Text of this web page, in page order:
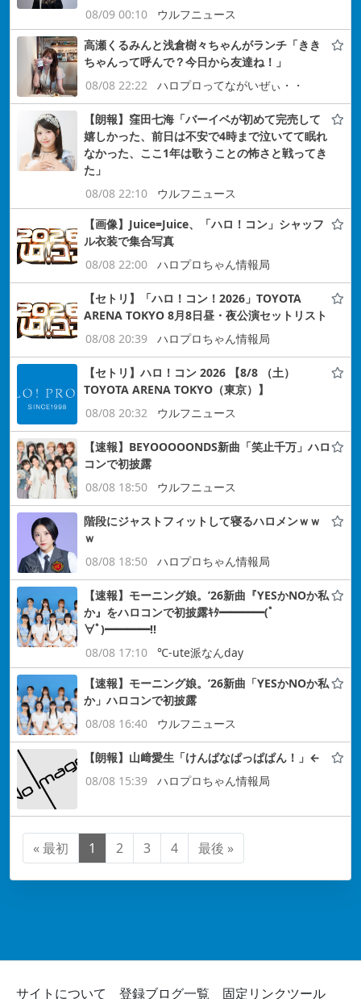
08/09 00:10
ウルフニュース
高瀬くるみんと浅倉樹々ちゃんがランチ「きき
ちゃんって呼んで？今日から友達ね！」
08/08 22:22
ハロプロってながいぜぃ・・
【朗報】窪田七海「バーイベが初めて完売して
嬉しかった、前日は不安で4時まで泣いてて眠れ
なかった、ここ1年は歌うことの怖さと戦ってき
た」
08/08 22:10
ウルフニュース
【画像】Juice=Juice、「ハロ！コン」シャッフ
ル衣装で集合写真
08/08 22:00
ハロプロちゃん情報局
【セトリ】「ハロ！コン！2026」TOYOTA
ARENA TOKYO 8月8日昼・夜公演セットリスト
08/08 20:39
ハロプロちゃん情報局
【セトリ】ハロ！コン 2026 【8/8 （土）
TOYOTA ARENA TOKYO（東京）】
08/08 20:32
ウルフニュース
【速報】BEYOOOOONDS新曲「笑止千万」ハロ
コンで初披露
08/08 18:50
ウルフニュース
階段にジャストフィットして寝るハロメンｗｗ
ｗ
08/08 18:50
ハロプロちゃん情報局
【速報】モーニング娘。’26新曲『YESかNOか私
か』をハロコンで初披露ｷﾀ━━━━(ﾟ
∀ﾟ)━━━━!!
08/08 17:10
℃-ute派なんday
【速報】モーニング娘。’26新曲「YESかNOか私
か」ハロコンで初披露
08/08 16:40
ウルフニュース
【朗報】山﨑愛生「けんぱなぱっぱぱん！」←
08/08 15:39
ハロプロちゃん情報局
« 最初 1 2 3 4 最後 »
サイトについて 登録ブログ一覧 固定リンクツール